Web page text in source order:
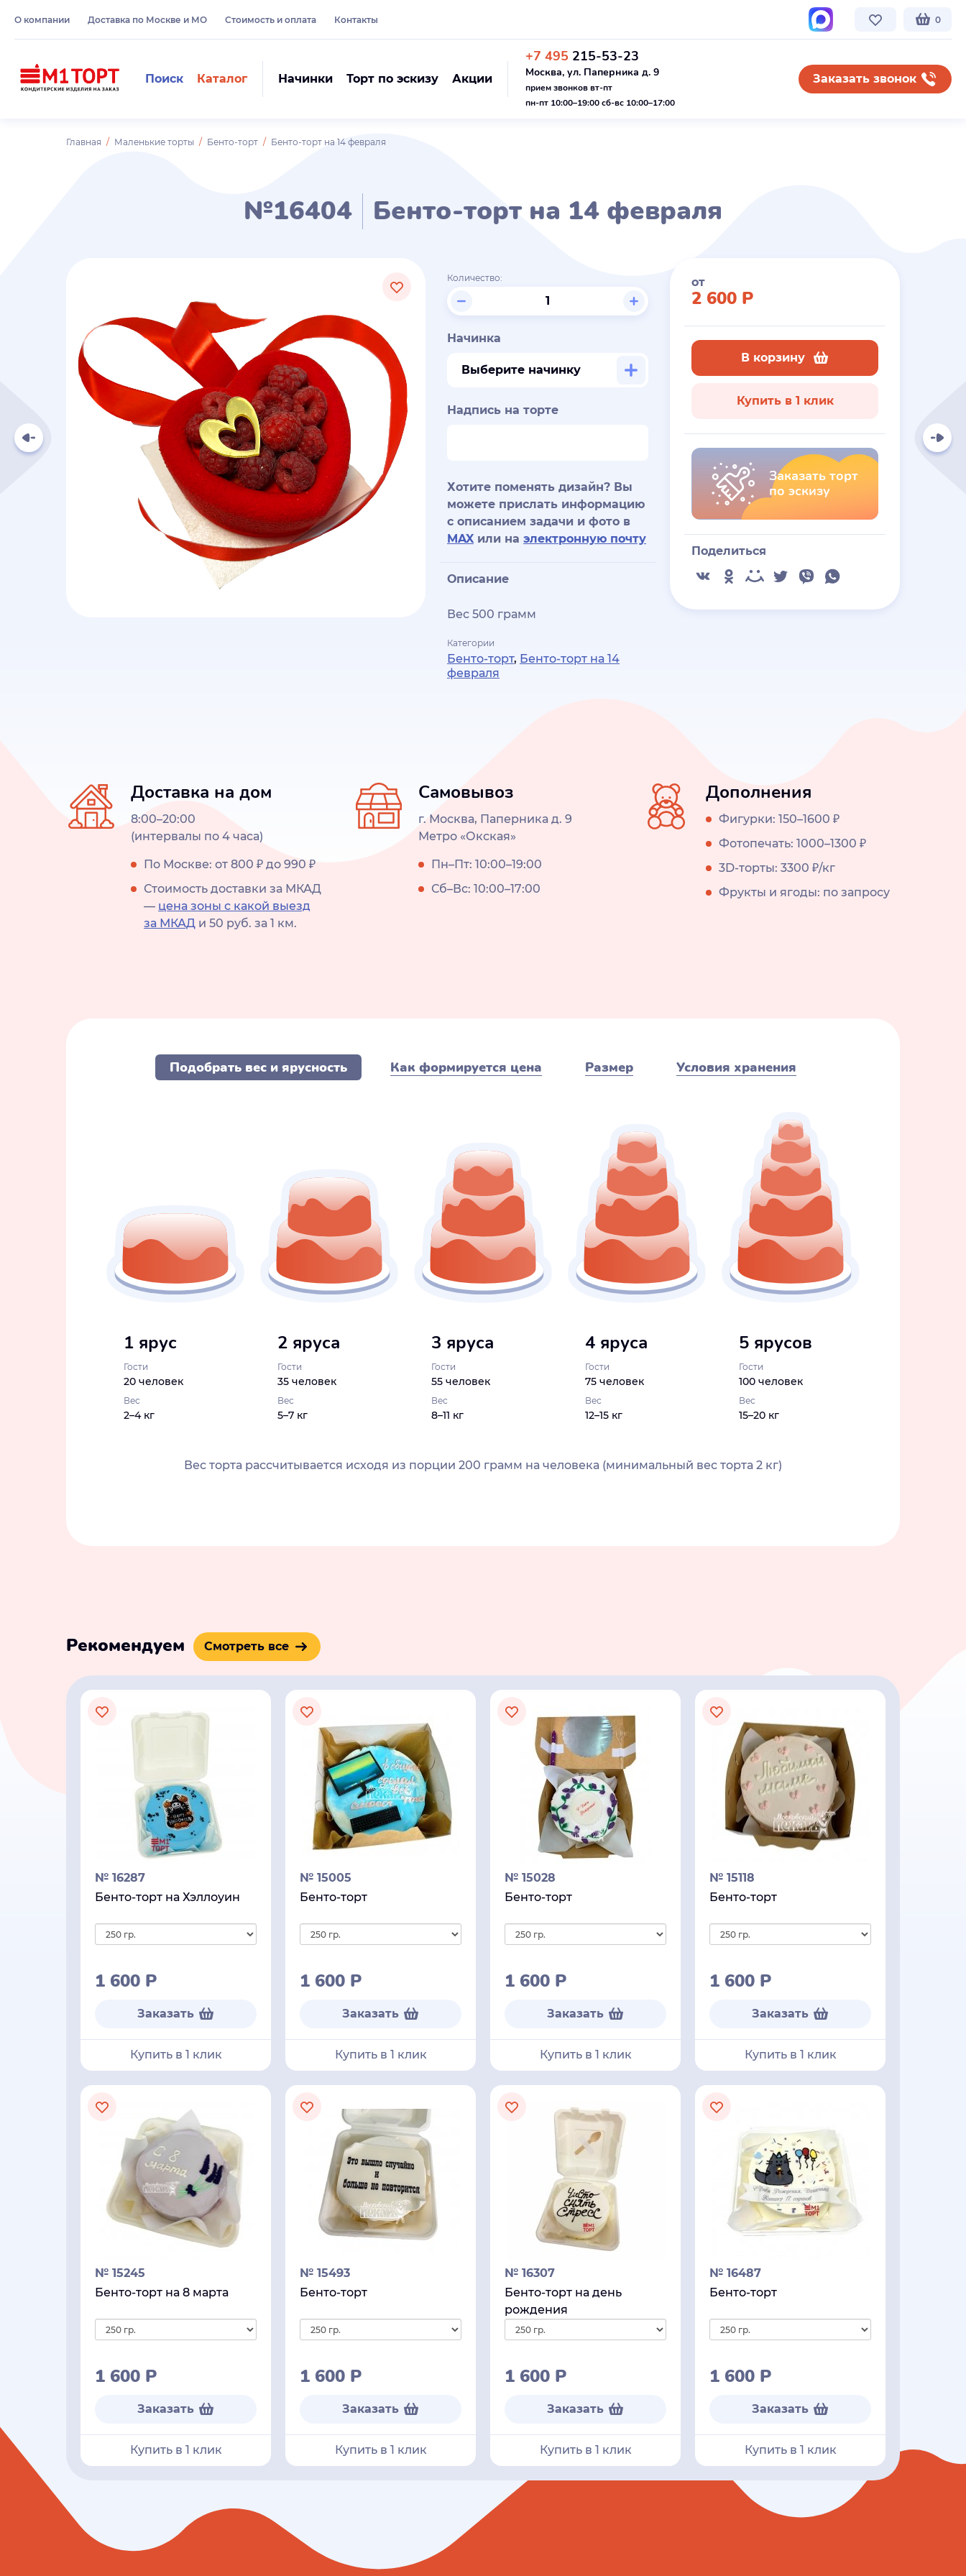
О компании Доставка по Москве и МО Стоимость и оплата Контакты 0
Поиск Каталог Начинки Торт по эскизу Акции
+7 495 215-53-23
Москва, ул. Паперника д. 9
прием звонков вт-пт
пн-пт 10:00–19:00 сб-вс 10:00–17:00
Заказать звонок
Главная Маленькие торты Бенто-торт Бенто-торт на 14 февраля
№16404 Бенто-торт на 14 февраля
Количество:
Начинка
Выберите начинку
Надпись на торте
Хотите поменять дизайн? Вы
можете прислать информацию
с описанием задачи и фото в
MAX или на электронную почту
Описание
Вес 500 грамм
Категории
Бенто-торт, Бенто-торт на 14
февраля
от
2 600 Р
В корзину
Купить в 1 клик
Заказать торт
по эскизу
Поделиться
Доставка на дом
8:00–20:00
(интервалы по 4 часа)
По Москве: от 800 ₽ до 990 ₽
Стоимость доставки за МКАД
— цена зоны с какой выезд
за МКАД и 50 руб. за 1 км.
Самовывоз
г. Москва, Паперника д. 9
Метро «Окская»
Пн–Пт: 10:00–19:00
Сб–Вс: 10:00–17:00
Дополнения
Фигурки: 150–1600 ₽
Фотопечать: 1000–1300 ₽
3D-торты: 3300 ₽/кг
Фрукты и ягоды: по запросу
Подобрать вес и ярусность Как формируется цена Размер Условия хранения
1 ярус
Гости
20 человек
Вес
2–4 кг
2 яруса
Гости
35 человек
Вес
5–7 кг
3 яруса
Гости
55 человек
Вес
8–11 кг
4 яруса
Гости
75 человек
Вес
12–15 кг
5 ярусов
Гости
100 человек
Вес
15–20 кг
Вес торта рассчитывается исходя из порции 200 грамм на человека (минимальный вес торта 2 кг)
Рекомендуем Смотреть все
№ 16287
Бенто-торт на Хэллоуин
1 600 Р
Заказать
Купить в 1 клик
№ 15005
Бенто-торт
1 600 Р
Заказать
Купить в 1 клик
№ 15028
Бенто-торт
1 600 Р
Заказать
Купить в 1 клик
№ 15118
Бенто-торт
1 600 Р
Заказать
Купить в 1 клик
№ 15245
Бенто-торт на 8 марта
1 600 Р
Заказать
Купить в 1 клик
№ 15493
Бенто-торт
1 600 Р
Заказать
Купить в 1 клик
№ 16307
Бенто-торт на день
рождения
1 600 Р
Заказать
Купить в 1 клик
№ 16487
Бенто-торт
1 600 Р
Заказать
Купить в 1 клик